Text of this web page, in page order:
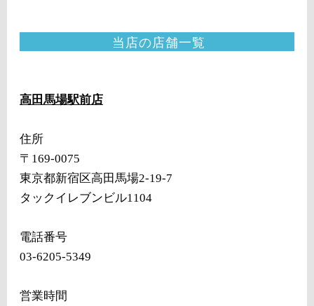
当店の店舗一覧
高田馬場駅前店
住所
〒169-0075
東京都新宿区高田馬場2-19-7
タックイレブンビル1104
電話番号
03-6205-5349
営業時間